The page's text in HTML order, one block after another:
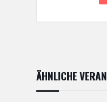
ÄHNLICHE